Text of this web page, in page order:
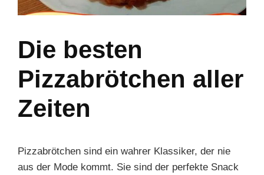
Die besten
Pizzabrötchen aller
Zeiten
Pizzabrötchen sind ein wahrer Klassiker, der nie
aus der Mode kommt. Sie sind der perfekte Snack